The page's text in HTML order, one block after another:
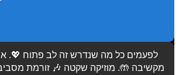
לפעמים כל מה שנדרש זה לב פתוח 💖.
מקשיבה 🤲. מוזיקה שקטה 🎶 זורמת